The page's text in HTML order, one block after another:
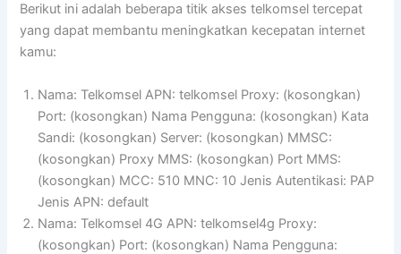
Berikut ini adalah beberapa titik akses telkomsel tercepat
yang dapat membantu meningkatkan kecepatan internet
kamu:
Nama: Telkomsel APN: telkomsel Proxy: (kosongkan)
Port: (kosongkan) Nama Pengguna: (kosongkan) Kata
Sandi: (kosongkan) Server: (kosongkan) MMSC:
(kosongkan) Proxy MMS: (kosongkan) Port MMS:
(kosongkan) MCC: 510 MNC: 10 Jenis Autentikasi: PAP
Jenis APN: default
Nama: Telkomsel 4G APN: telkomsel4g Proxy:
(kosongkan) Port: (kosongkan) Nama Pengguna: